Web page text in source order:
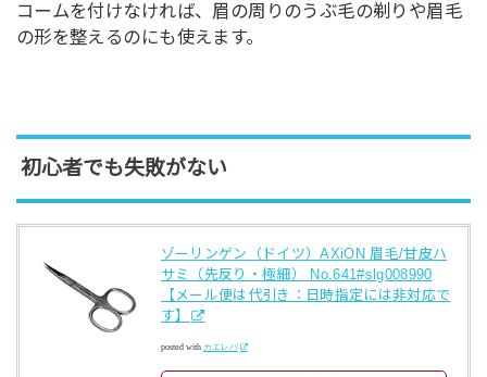
コームを付けなければ、眉の周りのうぶ毛の剃りや眉毛
の形を整えるのにも使えます。
初心者でも失敗がない
ゾーリンゲン（ドイツ）AXiON 眉毛/甘皮ハ
サミ（先反り・極細） No.641#slg008990
【メール便は代引き：日時指定には非対応で
す】
posted with カエレバ